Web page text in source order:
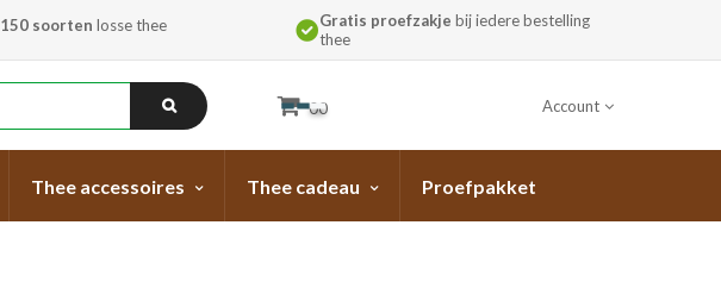
150 soorten losse thee Gratis proefzakje bij iedere bestelling
thee
00 Account
Thee accessoires Thee cadeau Proefpakket